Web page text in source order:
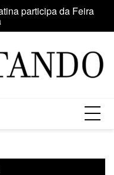
participa da Feira